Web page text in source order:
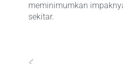
meminimumkan
sekitar.